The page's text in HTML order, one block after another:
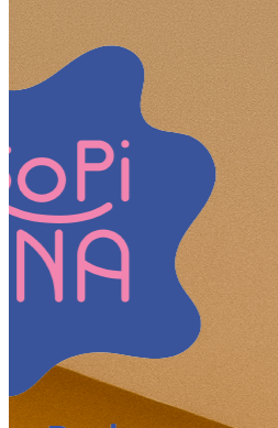
立即预订